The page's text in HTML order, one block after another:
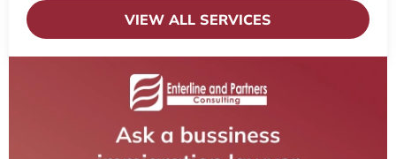
VIEW ALL SERVICES